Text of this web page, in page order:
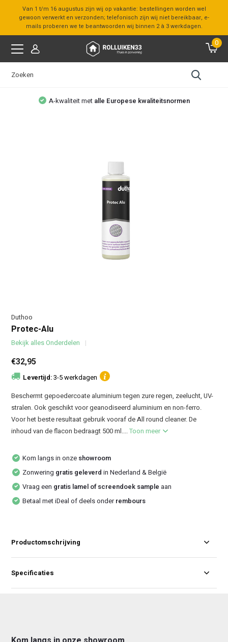
Van 1 t/m 16 augustus zijn wij op vakantie: bestellingen worden wel
gewoon verwerkt en verzonden; telefonisch zijn wij niet bereikbaar, e-
mails proberen we te beantwoorden wij binnen 2 à 3 werkdagen.
0
A-kwaliteit met alle Europese kwaliteitsnormen
Duthoo
Protec-Alu
Bekijk alles Onderdelen
€32,95
Levertijd:3-5 werkdagen
Beschermt gepoedercoate aluminium tegen zure regen, zeelucht, UV-
stralen. Ook geschikt voor geanodiseerd aluminium en non-ferro.
Voor het beste resultaat gebruik vooraf de All round cleaner. De
inhoud van de flacon bedraagt 500 ml....Toon meer
Kom langs in onze showroom
Zonwering gratis geleverd in Nederland & België
Vraag een gratis lamel of screendoek sample aan
Betaal met iDeal of deels onderrembours
Productomschrijving
Specificaties